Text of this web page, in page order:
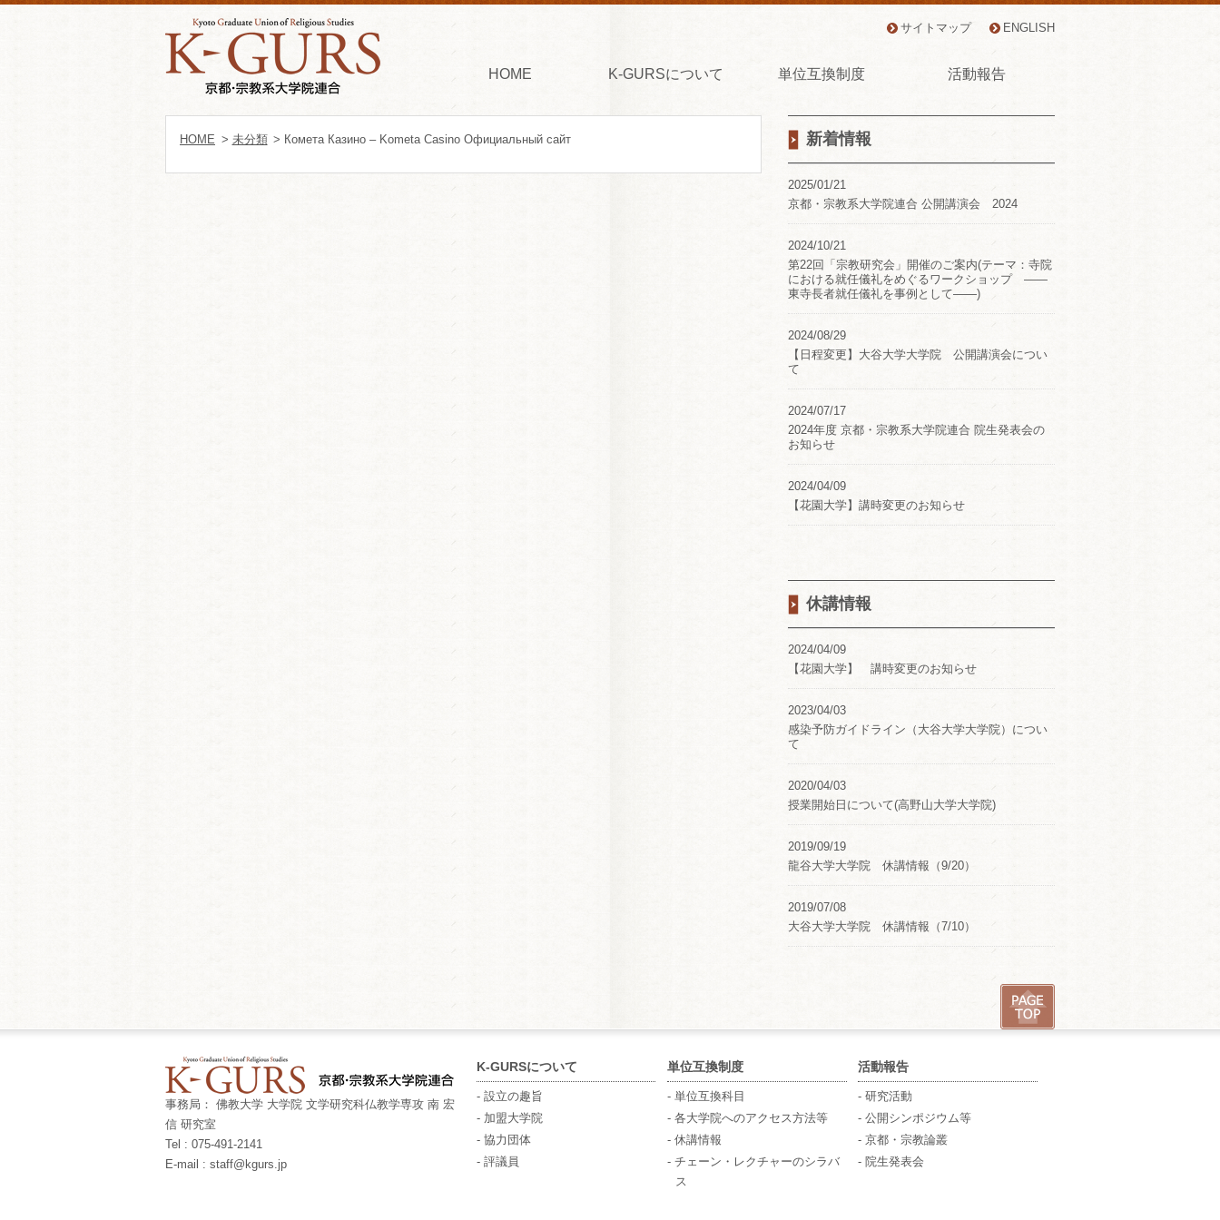
サイトマップ ENGLISH
HOME K-GURSについて 単位互換制度 活動報告
新着情報
2025/01/21
京都・宗教系大学院連合 公開講演会 2024
2024/10/21
第22回「宗教研究会」開催のご案内(テーマ：寺院
における就任儀礼をめぐるワークショップ ――
東寺長者就任儀礼を事例として――)
2024/08/29
【日程変更】大谷大学大学院 公開講演会につい
て
2024/07/17
2024年度 京都・宗教系大学院連合 院生発表会の
お知らせ
2024/04/09
【花園大学】講時変更のお知らせ
休講情報
2024/04/09
【花園大学】 講時変更のお知らせ
2023/04/03
感染予防ガイドライン（大谷大学大学院）につい
て
2020/04/03
授業開始日について(高野山大学大学院)
2019/09/19
龍谷大学大学院 休講情報（9/20）
2019/07/08
大谷大学大学院 休講情報（7/10）
HOME > 未分類 > Комета Казино – Kometa Casino Официальный сайт
事務局： 佛教大学 大学院 文学研究科仏教学専攻 南 宏
信 研究室
Tel : 075-491-2141
E-mail : staff@kgurs.jp
K-GURSについて
- 設立の趣旨
- 加盟大学院
- 協力団体
- 評議員
単位互換制度
- 単位互換科目
- 各大学院へのアクセス方法等
- 休講情報
- チェーン・レクチャーのシラバ
ス
活動報告
- 研究活動
- 公開シンポジウム等
- 京都・宗教論叢
- 院生発表会